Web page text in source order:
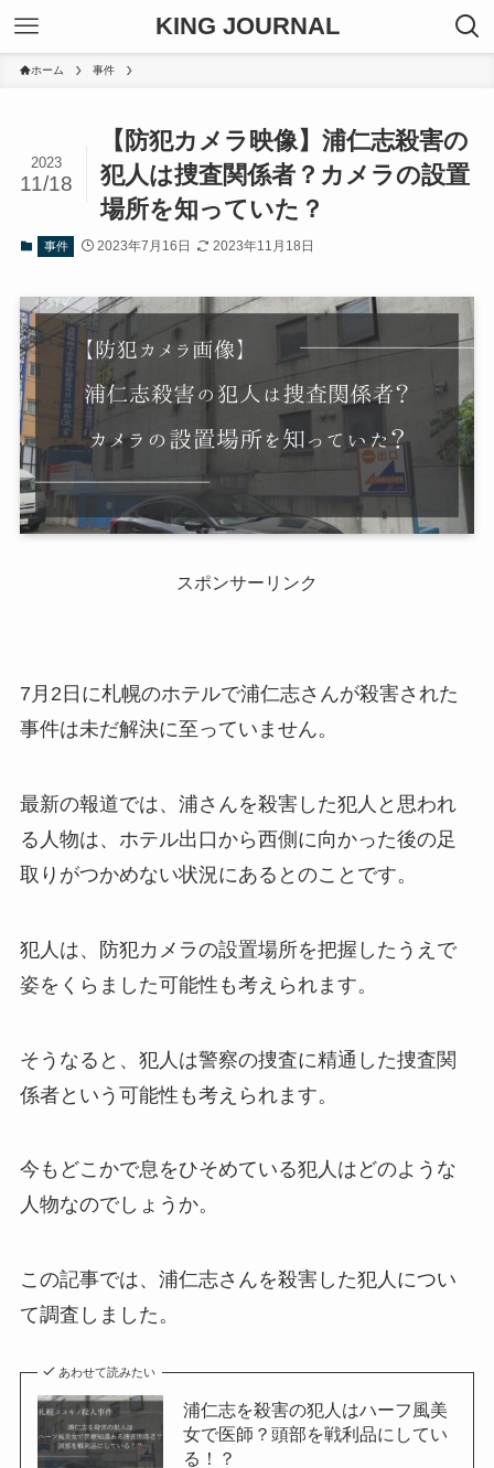
KING JOURNAL
ホーム 事件
【防犯カメラ映像】浦仁志殺害の
犯人は捜査関係者？カメラの設置
場所を知っていた？
2023
11/18
事件 2023年7月16日 2023年11月18日
スポンサーリンク
7月2日に札幌のホテルで浦仁志さんが殺害された
事件は未だ解決に至っていません。
最新の報道では、浦さんを殺害した犯人と思われ
る人物は、ホテル出口から西側に向かった後の足
取りがつかめない状況にあるとのことです。
犯人は、防犯カメラの設置場所を把握したうえで
姿をくらました可能性も考えられます。
そうなると、犯人は警察の捜査に精通した捜査関
係者という可能性も考えられます。
今もどこかで息をひそめている犯人はどのような
人物なのでしょうか。
この記事では、浦仁志さんを殺害した犯人につい
て調査しました。
あわせて読みたい
浦仁志を殺害の犯人はハーフ風美
女で医師？頭部を戦利品にしてい
る！？